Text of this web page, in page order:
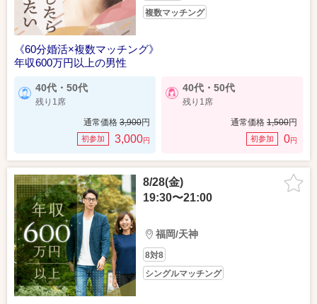
複数マッチング
《60分婚活×複数マッチング》
年収600万円以上の男性
40代・50代
残り1席
通常価格 3,900円
初参加 3,000円
40代・50代
残り1席
通常価格 1,500円
初参加 0円
8/28(金)
19:30〜21:00
福岡/天神
8対8
シングルマッチング